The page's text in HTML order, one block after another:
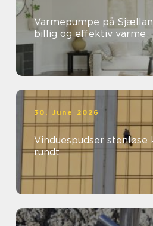
Varmepumpe på
billig og effektiv varme
30. June 2026
Vinduespudser stenløse klar udsigt året
rundt